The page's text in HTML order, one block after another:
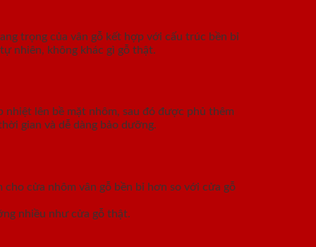
trọng của vân gỗ kết hợp với cấu trúc bền bỉ
nhiên, không khác gì gỗ thật.
nhiệt lên bề mặt nhôm, sau đó được phủ thêm
gian và dễ dàng bảo dưỡng.
cửa nhôm vân gỗ bền bỉ hơn so với cửa gỗ
nhiều như cửa gỗ thật.